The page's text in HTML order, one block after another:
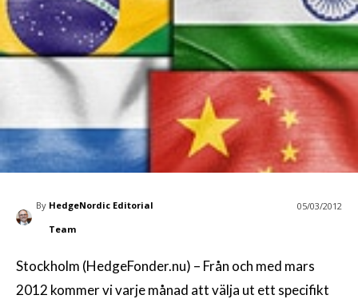
By HedgeNordic Editorial
Team
05/03/2012
Stockholm (HedgeFonder.nu) – Från och med mars
2012 kommer vi varje månad att välja ut ett specifikt